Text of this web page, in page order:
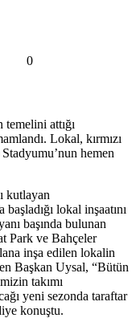
0
attığı
Lokal, kırmızı
Stadyumu’nun hemen
kutlayan
lokal inşaatını
başında bulunan
Park ve Bahçeler
inşa edilen lokalin
Başkan Uysal, “Bütün
takımı
yeni sezonda taraftar
konuştu.